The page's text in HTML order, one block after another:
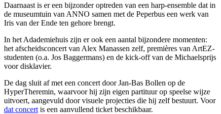
Daarnaast is er een bijzonder optreden van een harp-ensemble dat in
de museumtuin van ANNO samen met de Peperbus een werk van
Iris van der Ende ten gehore brengt.
In het Adademiehuis zijn er ook een aantal bijzondere momenten:
het afscheidsconcert van Alex Manassen zelf, premières van ArtEZ-
studenten (o.a. Jos Baggermans) en de kick-off van de Michaelsprijs
voor disklavier.
De dag sluit af met een concert door Jan-Bas Bollen op de
HyperTheremin, waarvoor hij zijn eigen partituur op speelse wijze
uitvoert, aangevuld door visuele projecties die hij zelf bestuurt. Voor
dat concert is een aanvullend ticket beschikbaar.